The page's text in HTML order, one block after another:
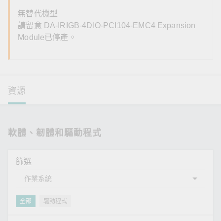
無替代機型
請留意 DA-IRIGB-4DIO-PCI104-EMC4 Expansion
Module已停產。
資源
軟體、韌體和驅動程式
篩選
全部 驅動程式